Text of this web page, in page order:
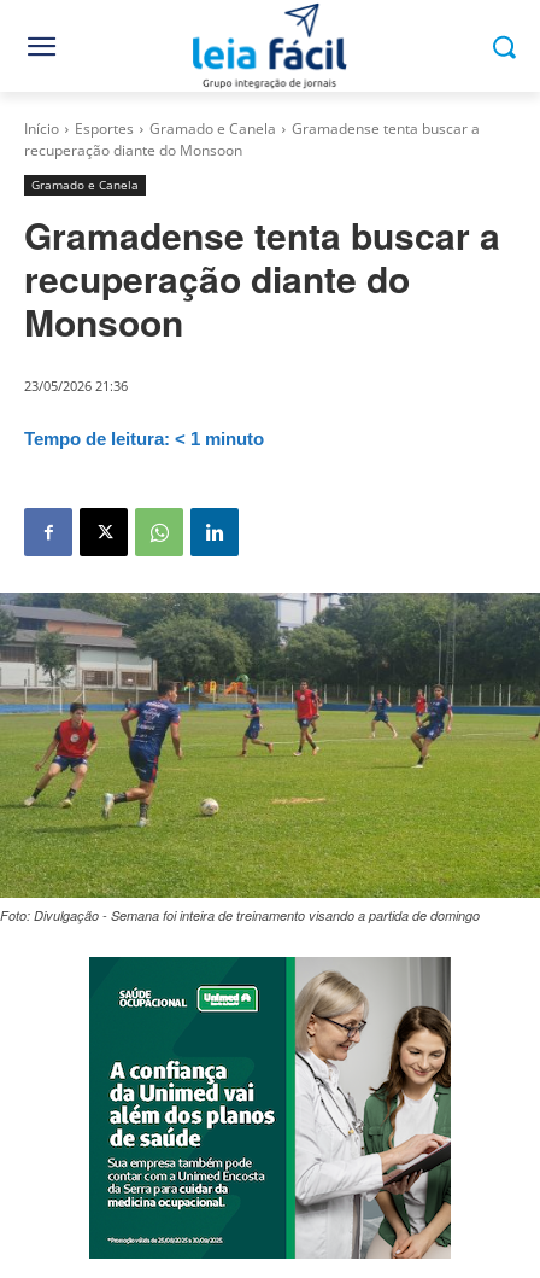
Início Esportes Gramado e Canela
Gramadense tenta buscar a
recuperação diante do Monsoon
Gramado e Canela
Gramadense tenta buscar a
recuperação diante do
Monsoon
23/05/2026 21:36
Tempo de leitura: < 1 minuto
Foto: Divulgação - Semana foi inteira de treinamento visando a partida de domingo